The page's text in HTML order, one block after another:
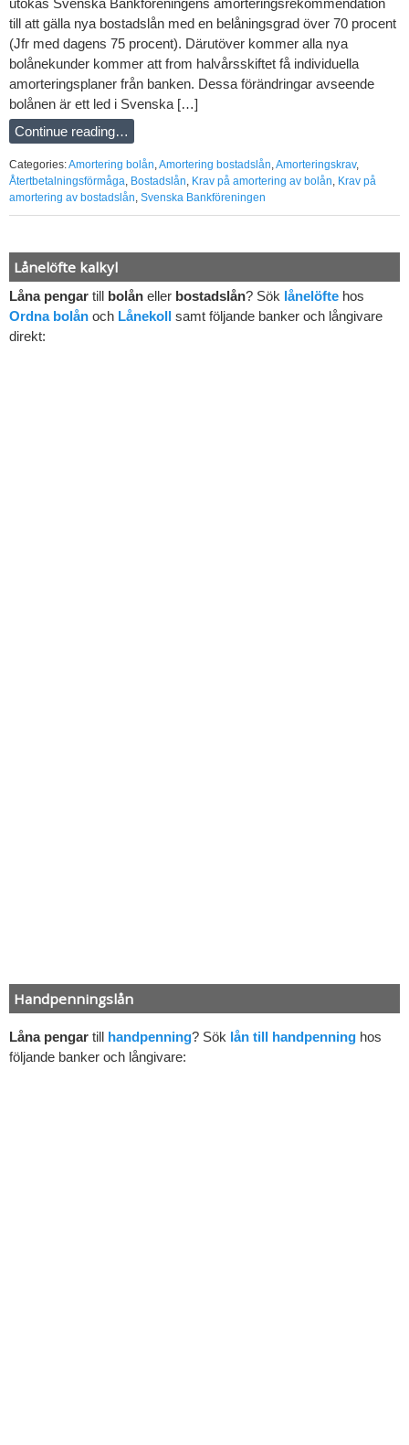
utökas Svenska Bankföreningens amorteringsrekommendation
till att gälla nya bostadslån med en belåningsgrad över 70 procent
(Jfr med dagens 75 procent). Därutöver kommer alla nya
bolånekunder kommer att from halvårsskiftet få individuella
amorteringsplaner från banken. Dessa förändringar avseende
bolånen är ett led i Svenska […]
Continue reading…
Categories:Amortering bolån,Amortering bostadslån,Amorteringskrav,
Återtbetalningsförmåga, Bostadslån, Krav på amortering av bolån, Krav på
amortering av bostadslån, Svenska Bankföreningen
Lånelöfte kalkyl
Låna pengar till bolån eller bostadslån? Sök lånelöfte hos
Ordna bolån och Lånekoll samt följande banker och långivare
direkt:
Handpenningslån
Låna pengar till handpenning? Sök lån till handpenning hos
följande banker och långivare: